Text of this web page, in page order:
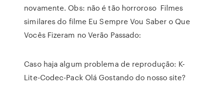
novamente. Obs: não é tão horroroso Filmes
similares do filme Eu Sempre Vou Saber o Que
Vocês Fizeram no Verão Passado:
Caso haja algum problema de reprodução: K-
Lite-Codec-Pack Olá Gostando do nosso site?